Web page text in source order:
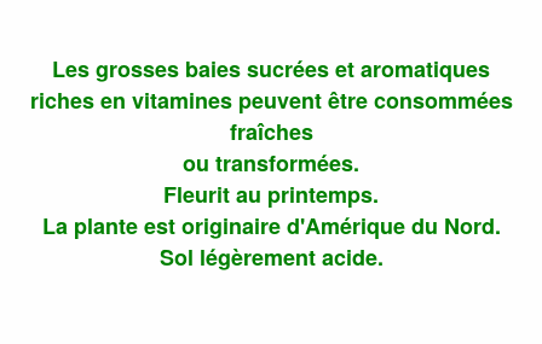
Les grosses baies sucrées et aromatiques
riches en vitamines peuvent être consommées
fraîches
ou transformées.
Fleurit au printemps.
La plante est originaire d'Amérique du Nord.
Sol légèrement acide.